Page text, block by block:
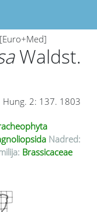
[Euro+Med]
Waldst.
Hung. 2: 137. 1803
Nadred:
Brassicaceae